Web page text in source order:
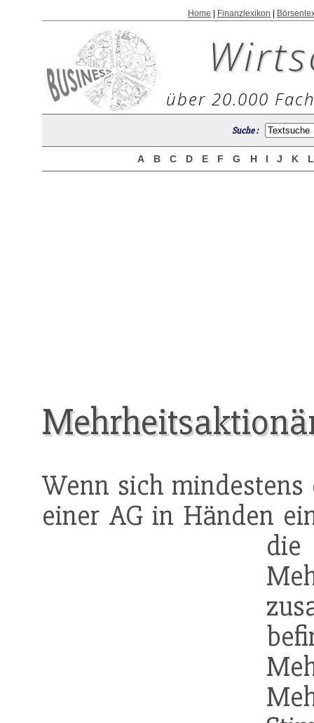
Home Finanzlexikon
über 20.000
Suche :
A B C D E F G H I J K
Wenn sich
einer AG in Händen